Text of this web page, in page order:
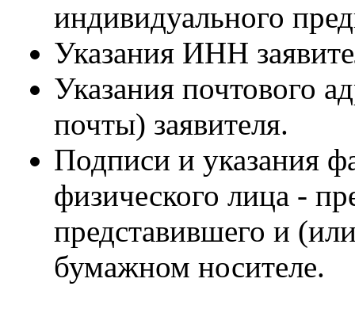
индивидуального
Указания ИНН
Указания почтового
почты) заявителя.
Подписи и указания
физического лица -
представившего и
бумажном носителе.